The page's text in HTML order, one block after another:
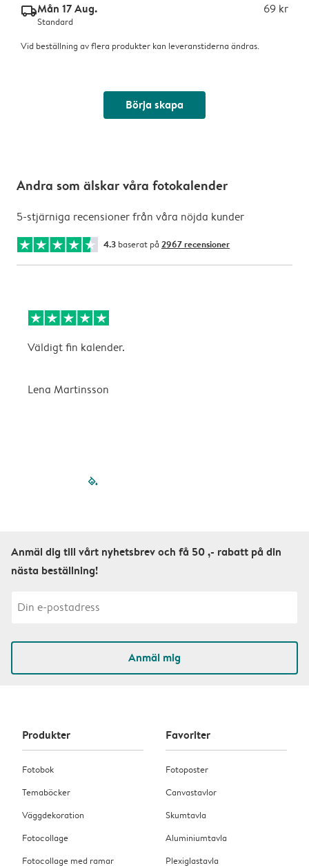
delivery_standard_v2Mån 17 Aug. 69 kr
Standard
Vid beställning av flera produkter kan leveranstiderna ändras.
Börja skapa
Andra som älskar våra fotokalender
5-stjärniga recensioner från våra nöjda kunder
4.3 baserat på 2967 recensioner
Väldigt fin kalender.
Lena Martinsson
filled-pagination
Anmäl dig till vårt nyhetsbrev och få 50 ,- rabatt på din
nästa beställning!
Anmäl mig
Produkter
Fotobok
Temaböcker
Väggdekoration
Fotocollage
Fotocollage med ramar
Favoriter
Fotoposter
Canvastavlor
Skumtavla
Aluminiumtavla
Plexiglastavla